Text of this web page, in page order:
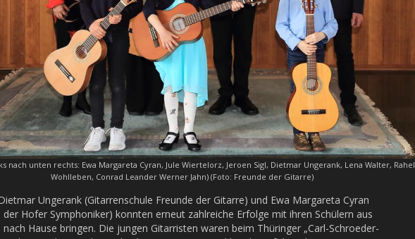
nach unten rechts: Ewa Margareta Cyran, Jule Wiertelorz, Jeroen Sigl, Dietmar Ungerank, Lena Walter, Rahel
Wohlleben, Conrad Leander Werner Jahn) (Foto: Freunde der Gitarre)
Ungerank (Gitarrenschule Freunde der Gitarre) und Ewa Margareta Cyran
der Hofer Symphoniker) konnten erneut zahlreiche Erfolge mit ihren Schülern aus
Hause bringen. Die jungen Gitarristen waren beim Thüringer „Carl-Schroeder-